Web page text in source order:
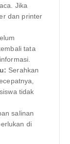
Jika
dan printer
tata
Serahkan
tidak
salinan
di